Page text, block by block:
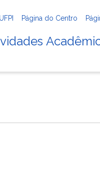
Página do Centro